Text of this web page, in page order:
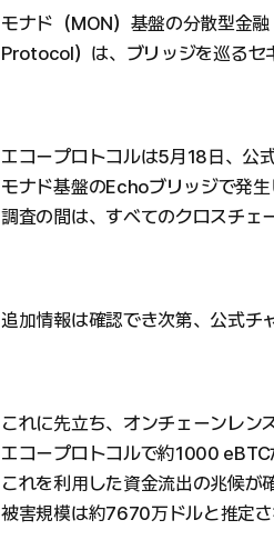
モナド（MON）基盤の分散型金
Protocol）は、ブリッジを巡るセ
エコープロトコルは5月18日、公
モナド基盤のEchoブリッジで発
調査の間は、すべてのクロスチェ
追加情報は確認でき次第、公式チ
これに先立ち、オンチェーンレン
エコープロトコルで約1000 eBTC
これを利用した資金流出の兆候が
被害規模は約7670万ドルと推定さ